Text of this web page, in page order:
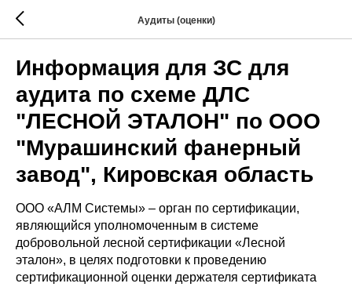
Аудиты (оценки)
Информация для ЗС для
аудита по схеме ДЛС
"ЛЕСНОЙ ЭТАЛОН" по ООО
"Мурашинский фанерный
завод", Кировская область
ООО «АЛМ Системы» – орган по сертификации,
являющийся уполномоченным в системе
добровольной лесной сертификации «Лесной
эталон», в целях подготовки к проведению
сертификационной оценки держателя сертификата